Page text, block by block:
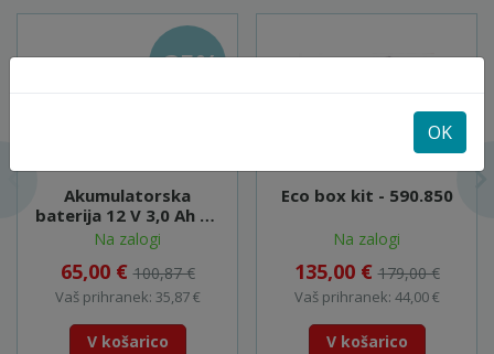
Akumulatorska
baterija 12 V 3,0 Ah Li-
Ion - DCB124
Na zalogi
65,00 €100,87 €
Vaš prihranek: 35,87 €
V košarico
-35%
Eco box kit - 590.850
Na zalogi
135,00 €179,00 €
Vaš prihranek: 44,00 €
V košarico
OK